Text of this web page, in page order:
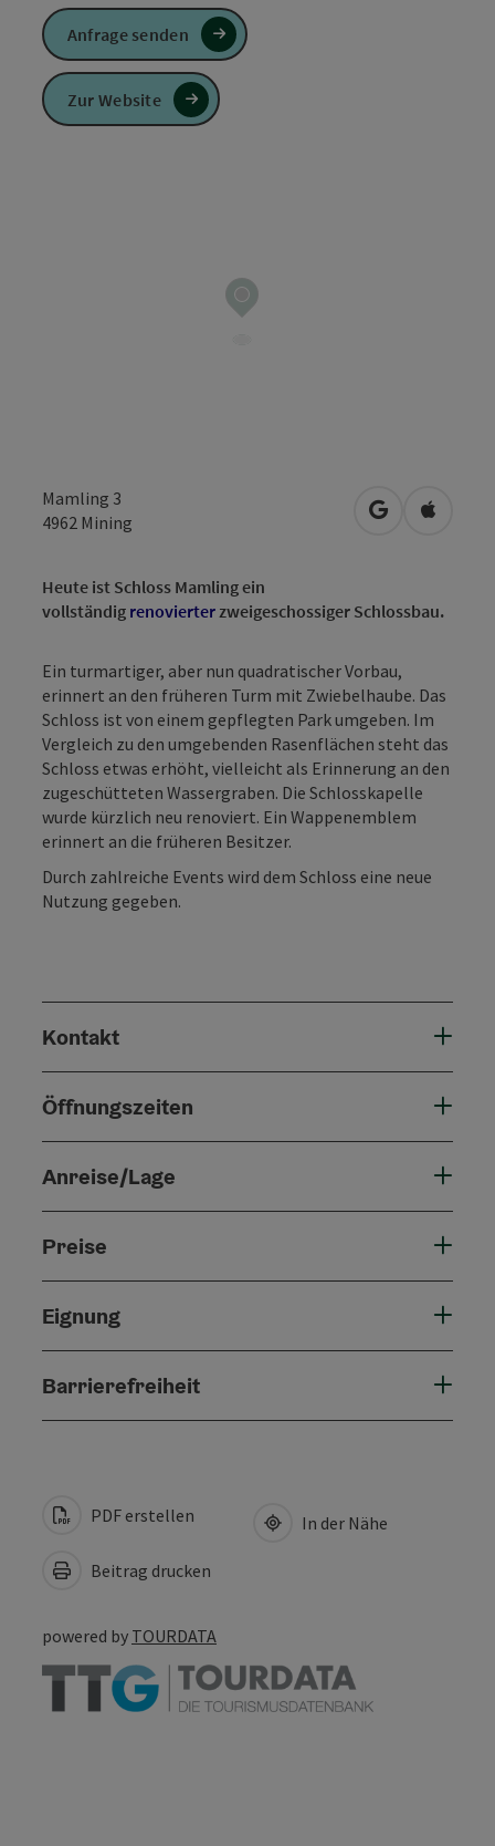
Mamling 3
4962 Mining in Google
in
Heute ist Schloss Mamling ein
vollständig renovierter zweigeschossiger Schlossbau.
Ein turmartiger, aber nun quadratischer Vorbau,
erinnert an den früheren Turm mit Zwiebelhaube. Das
Schloss ist von einem gepflegten Park umgeben. Im
Vergleich zu den umgebenden Rasenflächen steht das
Schloss etwas erhöht, vielleicht als Erinnerung an den
zugeschütteten Wassergraben. Die Schlosskapelle
wurde kürzlich neu renoviert. Ein Wappenemblem
erinnert an die früheren Besitzer.
Durch zahlreiche Events wird dem Schloss eine neue
Nutzung gegeben.
Kontakt
Öffnungszeiten
Anreise/Lage
Preise
Eignung
Barrierefreiheit
Anfrage senden
Zur Website
PDF erstellen
Beitrag drucken
In der Nähe
powered by TOURDATA